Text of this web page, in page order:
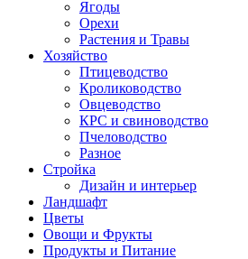
Ягоды
Орехи
Растения и Травы
Хозяйство
Птицеводство
Кролиководство
Овцеводство
КРС и свиноводство
Пчеловодство
Разное
Стройка
Дизайн и интерьер
Ландшафт
Цветы
Овощи и Фрукты
Продукты и Питание